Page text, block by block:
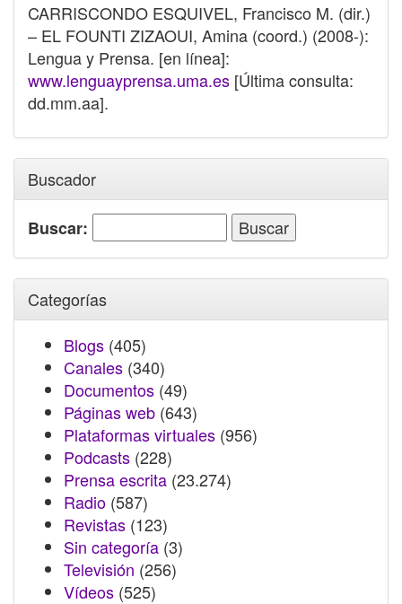
CARRISCONDO ESQUIVEL, Francisco M. (dir.)
– EL FOUNTI ZIZAOUI, Amina (coord.) (2008-):
Lengua y Prensa. [en línea]:
www.lenguayprensa.uma.es [Última consulta:
dd.mm.aa].
Buscador
Buscar:
Categorías
Blogs (405)
Canales (340)
Documentos (49)
Páginas web (643)
Plataformas virtuales (956)
Podcasts (228)
Prensa escrita (23.274)
Radio (587)
Revistas (123)
Sin categoría (3)
Televisión (256)
Vídeos (525)